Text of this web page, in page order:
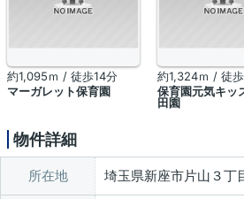
約1,095ｍ / 徒歩14分
マーガレット保育園
約1,324ｍ / 徒
保育園元気キッ
田園
物件詳細
所在地 埼玉県新座市片山３丁